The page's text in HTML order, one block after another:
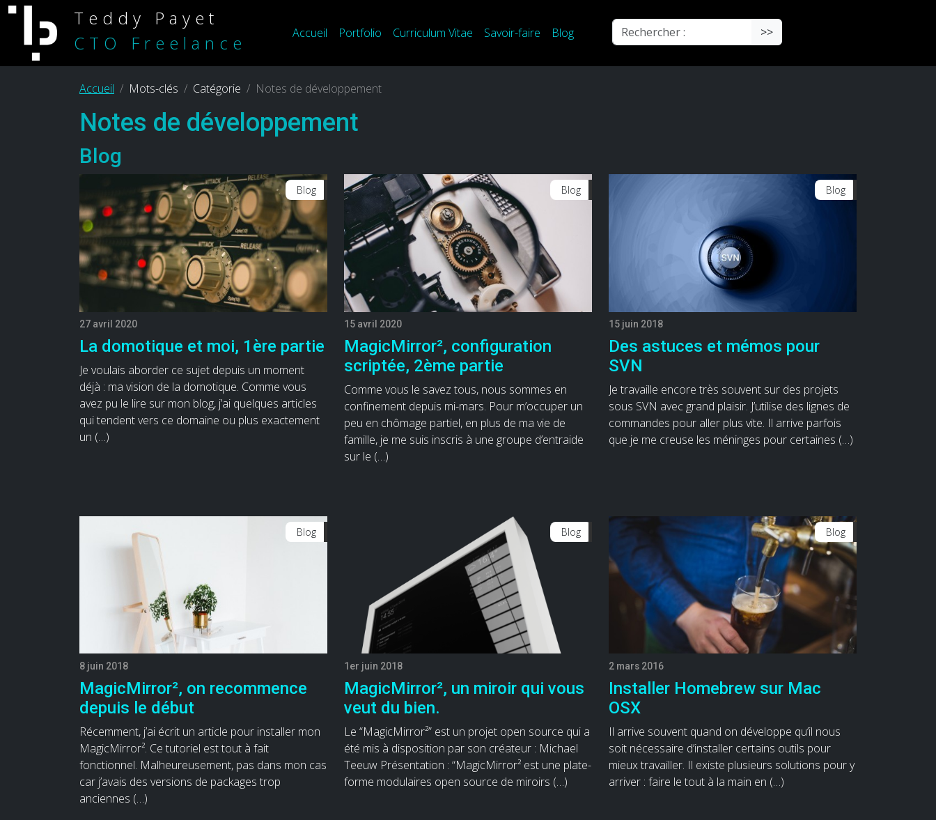
Teddy Payet
CTO Freelance
Accueil Portfolio Curriculum Vitae Savoir-faire Blog Rechercher : >>
Accueil Mots-clés Catégorie Notes de développement
Notes de développement
Blog
Blog
27 avril 2020
La domotique et moi, 1ère partie
Je voulais aborder ce sujet depuis un moment
déjà : ma vision de la domotique. Comme vous
avez pu le lire sur mon blog, j’ai quelques articles
qui tendent vers ce domaine ou plus exactement
un (…)
Blog
15 avril 2020
MagicMirror², configuration
scriptée, 2ème partie
Comme vous le savez tous, nous sommes en
confinement depuis mi-mars. Pour m’occuper un
peu en chômage partiel, en plus de ma vie de
famille, je me suis inscris à une groupe d’entraide
sur le (…)
Blog
15 juin 2018
Des astuces et mémos pour
SVN
Je travaille encore très souvent sur des projets
sous SVN avec grand plaisir. J’utilise des lignes de
commandes pour aller plus vite. Il arrive parfois
que je me creuse les méninges pour certaines (…)
Blog
8 juin 2018
MagicMirror², on recommence
depuis le début
Récemment, j’ai écrit un article pour installer mon
MagicMirror². Ce tutoriel est tout à fait
fonctionnel. Malheureusement, pas dans mon cas
car j’avais des versions de packages trop
anciennes (…)
Blog
1er juin 2018
MagicMirror², un miroir qui vous
veut du bien.
Le “MagicMirror²” est un projet open source qui a
été mis à disposition par son créateur : Michael
Teeuw Présentation : “MagicMirror² est une plate-
forme modulaires open source de miroirs (…)
Blog
2 mars 2016
Installer Homebrew sur Mac
OSX
Il arrive souvent quand on développe qu’il nous
soit nécessaire d’installer certains outils pour
mieux travailler. Il existe plusieurs solutions pour y
arriver : faire le tout à la main en (…)